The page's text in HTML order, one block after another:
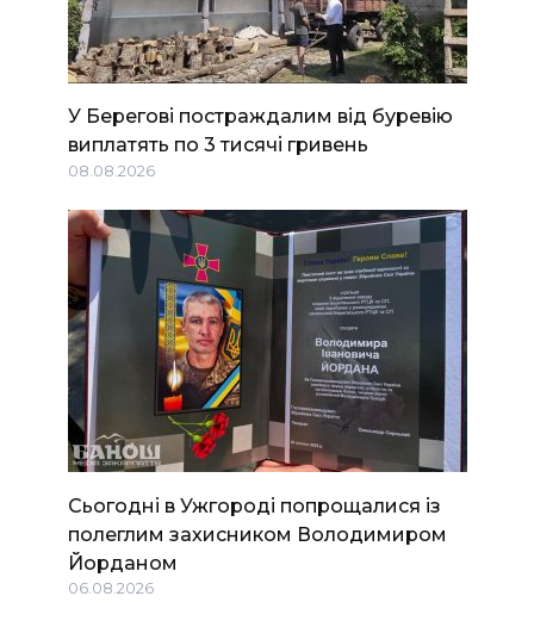
У Берегові постраждалим від буревію
виплатять по 3 тисячі гривень
08.08.2026
Сьогодні в Ужгороді попрощалися із
полеглим захисником Володимиром
Йорданом
06.08.2026